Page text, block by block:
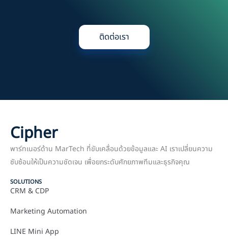
ติดต่อเรา
Cipher
พาร์ทเนอร์ด้าน MarTech ที่ขับเคลื่อนด้วยข้อมูลและ AI เราเปลี่ยนความ
ซับซ้อนให้เป็นความชัดเจน เพื่อยกระดับศักยภาพทีมและธุรกิจคุณ
SOLUTIONS
CRM & CDP
Marketing Automation
LINE Mini App